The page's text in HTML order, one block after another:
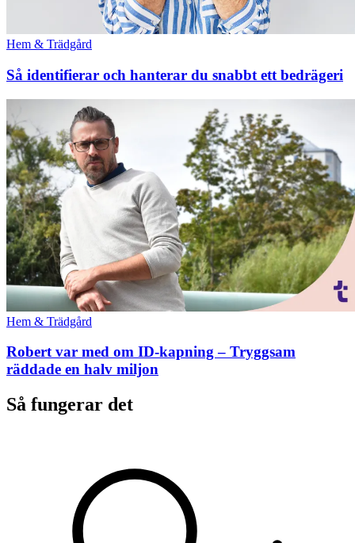
Hem & Trädgård
Så identifierar och hanterar du snabbt ett bedrägeri
Hem & Trädgård
Robert var med om ID-kapning – Tryggsam
räddade en halv miljon
Så fungerar det